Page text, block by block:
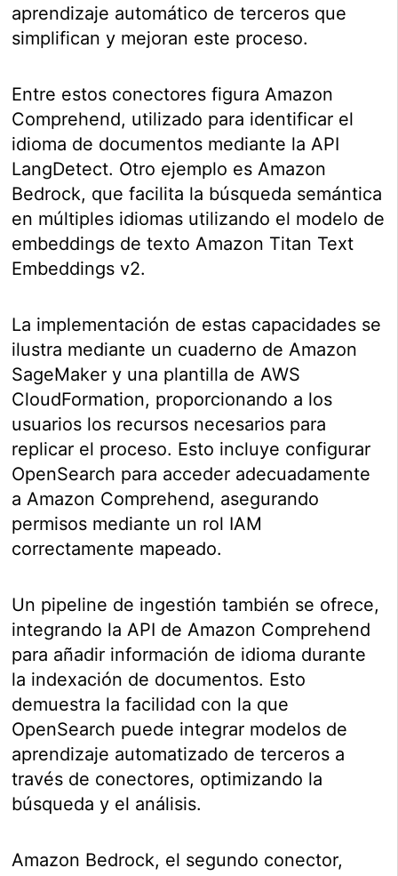
aprendizaje automático de terceros que
simplifican y mejoran este proceso.
Entre estos conectores figura Amazon
Comprehend, utilizado para identificar el
idioma de documentos mediante la API
LangDetect. Otro ejemplo es Amazon
Bedrock, que facilita la búsqueda semántica
en múltiples idiomas utilizando el modelo de
embeddings de texto Amazon Titan Text
Embeddings v2.
La implementación de estas capacidades se
ilustra mediante un cuaderno de Amazon
SageMaker y una plantilla de AWS
CloudFormation, proporcionando a los
usuarios los recursos necesarios para
replicar el proceso. Esto incluye configurar
OpenSearch para acceder adecuadamente
a Amazon Comprehend, asegurando
permisos mediante un rol IAM
correctamente mapeado.
Un pipeline de ingestión también se ofrece,
integrando la API de Amazon Comprehend
para añadir información de idioma durante
la indexación de documentos. Esto
demuestra la facilidad con la que
OpenSearch puede integrar modelos de
aprendizaje automatizado de terceros a
través de conectores, optimizando la
búsqueda y el análisis.
Amazon Bedrock, el segundo conector,